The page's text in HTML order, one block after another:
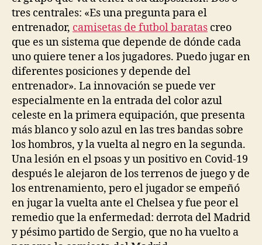
tres centrales: «Es una pregunta para el
entrenador, camisetas de futbol baratas creo
que es un sistema que depende de dónde cada
uno quiere tener a los jugadores. Puedo jugar en
diferentes posiciones y depende del
entrenador». La innovación se puede ver
especialmente en la entrada del color azul
celeste en la primera equipación, que presenta
más blanco y solo azul en las tres bandas sobre
los hombros, y la vuelta al negro en la segunda.
Una lesión en el psoas y un positivo en Covid-19
después le alejaron de los terrenos de juego y de
los entrenamiento, pero el jugador se empeñó
en jugar la vuelta ante el Chelsea y fue peor el
remedio que la enfermedad: derrota del Madrid
y pésimo partido de Sergio, que no ha vuelto a